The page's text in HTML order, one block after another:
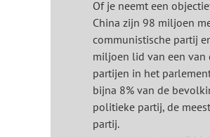
Of je neemt een
China zijn 98 miljoen
communistische partij
miljoen lid van een van
partijen in het
bijna 8% van de
politieke partij, de
partij.